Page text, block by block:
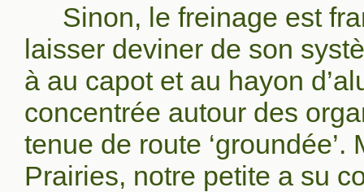
Sinon, le freinage est
laisser deviner de son
à au capot et au hayon
concentrée autour des
tenue de route
Prairies, notre petite a su